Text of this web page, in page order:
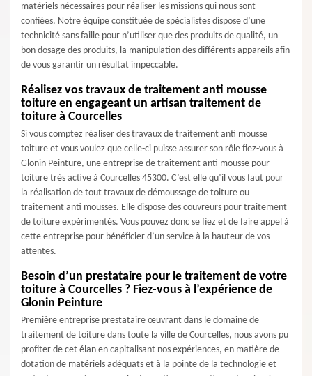
matériels nécessaires pour réaliser les missions qui nous sont
confiées. Notre équipe constituée de spécialistes dispose d’une
technicité sans faille pour n’utiliser que des produits de qualité, un
bon dosage des produits, la manipulation des différents appareils afin
de vous garantir un résultat impeccable.
Réalisez vos travaux de traitement anti mousse
toiture en engageant un artisan traitement de
toiture à Courcelles
Si vous comptez réaliser des travaux de traitement anti mousse
toiture et vous voulez que celle-ci puisse assurer son rôle fiez-vous à
Glonin Peinture, une entreprise de traitement anti mousse pour
toiture très active à Courcelles 45300. C’est elle qu’il vous faut pour
la réalisation de tout travaux de démoussage de toiture ou
traitement anti mousses. Elle dispose des couvreurs pour traitement
de toiture expérimentés. Vous pouvez donc se fiez et de faire appel à
cette entreprise pour bénéficier d’un service à la hauteur de vos
attentes.
Besoin d’un prestataire pour le traitement de votre
toiture à Courcelles ? Fiez-vous à l’expérience de
Glonin Peinture
Première entreprise prestataire œuvrant dans le domaine de
traitement de toiture dans toute la ville de Courcelles, nous avons pu
profiter de cet élan en capitalisant nos expériences, en matière de
dotation de matériels adéquats et à la pointe de la technologie et